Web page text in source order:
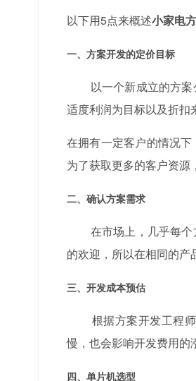
以下用5点来概述小家电
一、方案开发的定价目标
以一个新成立的方案
适度利润为目标以及折扣
在拥有一定客户的情况
为了获取更多的客户资源
二、确认方案需求
在市场上，几乎每个
的欢迎，所以在相同的产
三、开发成本预估
根据方案开发工程师
慢，也会影响开发费用的
四、单片机选型